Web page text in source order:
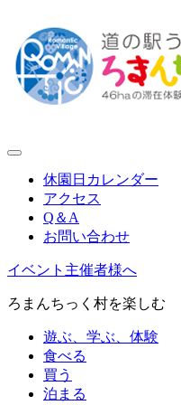
休園日カレンダー
アクセス
Q＆A
お問い合わせ
イベント主催者様へ
ろまんちっく村を楽しむ
遊ぶ、学ぶ、体験
食べる
買う
泊まる